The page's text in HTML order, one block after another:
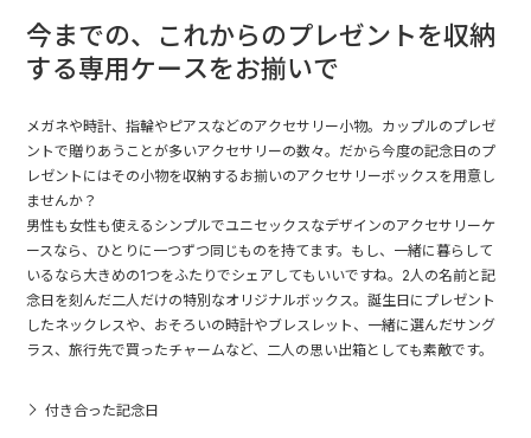
今までの、これからのプレゼントを収納
する専用ケースをお揃いで
メガネや時計、指輪やピアスなどのアクセサリー小物。カップルのプレゼ
ントで贈りあうことが多いアクセサリーの数々。だから今度の記念日のプ
レゼントにはその小物を収納するお揃いのアクセサリーボックスを用意し
ませんか？
男性も女性も使えるシンプルでユニセックスなデザインのアクセサリーケ
ースなら、ひとりに一つずつ同じものを持てます。もし、一緒に暮らして
いるなら大きめの1つをふたりでシェアしてもいいですね。2人の名前と記
念日を刻んだ二人だけの特別なオリジナルボックス。誕生日にプレゼント
したネックレスや、おそろいの時計やブレスレット、一緒に選んだサング
ラス、旅行先で買ったチャームなど、二人の思い出箱としても素敵です。
付き合った記念日